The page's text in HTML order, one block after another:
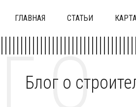
ГЛАВНАЯ СТАТЬИ
Блог о
О